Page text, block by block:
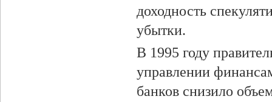
доходность
убытки.
В 1995 году
управлении
банков снизило